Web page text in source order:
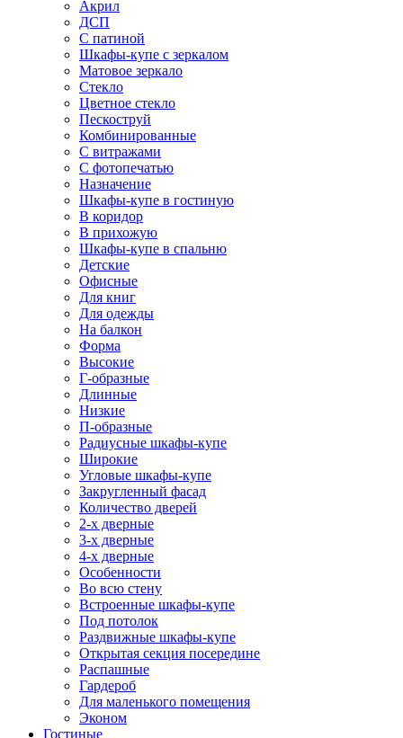
Акрил
ДСП
С патиной
Шкафы-купе с зеркалом
Матовое зеркало
Стекло
Цветное стекло
Пескоструй
Комбинированные
С витражами
С фотопечатью
Назначение
Шкафы-купе в гостиную
В коридор
В прихожую
Шкафы-купе в спальню
Детские
Офисные
Для книг
Для одежды
На балкон
Форма
Высокие
Г-образные
Длинные
Низкие
П-образные
Радиусные шкафы-купе
Широкие
Угловые шкафы-купе
Закругленный фасад
Количество дверей
2-х дверные
3-х дверные
4-х дверные
Особенности
Во всю стену
Встроенные шкафы-купе
Под потолок
Раздвижные шкафы-купе
Открытая секция посередине
Распашные
Гардероб
Для маленького помещения
Эконом
Гостиные